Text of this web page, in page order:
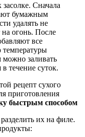
Сначала
бумажным
удалять не
огонь. После
все
температуры
можно заливать
течение суток.
рецепт сухого
приготовления
быстрым способом
их на филе.